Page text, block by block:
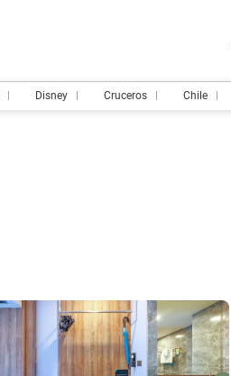
Disney Cruceros Chile